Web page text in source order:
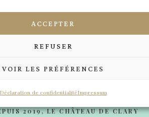
ACCEPTER
REFUSER
VOIR LES PRÉFÉRENCES
Déclaration de confidentialitéImpressum
préservée
du domaine
2019, LE CHÂTEAU DE CLARY